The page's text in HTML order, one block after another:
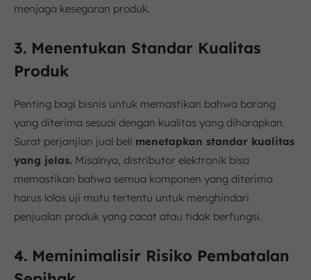
menjaga kesegaran produk.
3. Menentukan Standar Kualitas
Produk
Penting bagi bisnis untuk memastikan bahwa barang
yang diterima sesuai dengan kualitas yang diharapkan.
Surat perjanjian jual beli menetapkan standar kualitas
yang jelas. Misalnya, distributor elektronik bisa
memastikan bahwa semua komponen yang diterima
harus lolos uji mutu tertentu untuk menghindari
penjualan produk yang cacat atau tidak berfungsi.
4. Meminimalisir Risiko Pembatalan